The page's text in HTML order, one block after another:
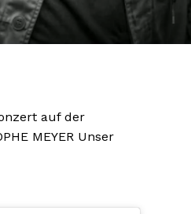
auf der
MEYER Unser